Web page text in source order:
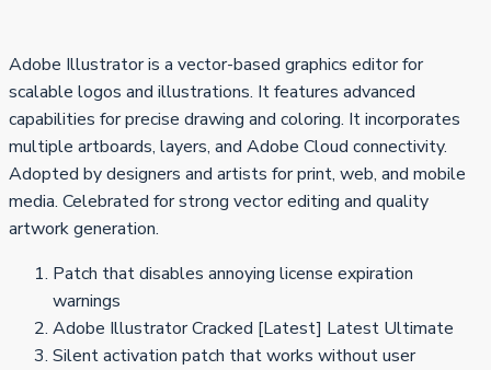
Adobe Illustrator is a vector-based graphics editor for
scalable logos and illustrations. It features advanced
capabilities for precise drawing and coloring. It incorporates
multiple artboards, layers, and Adobe Cloud connectivity.
Adopted by designers and artists for print, web, and mobile
media. Celebrated for strong vector editing and quality
artwork generation.
Patch that disables annoying license expiration
warnings
Adobe Illustrator Cracked [Latest] Latest Ultimate
Silent activation patch that works without user